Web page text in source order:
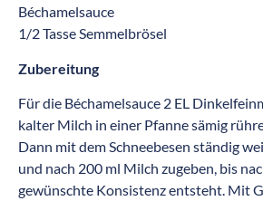
Béchamelsauce
1/2 Tasse Semmelbrösel
Zubereitung
Für die Béchamelsauce 2 EL
kalter Milch in einer Pfanne sämig
Dann mit dem Schneebesen ständig
und nach 200 ml Milch zugeben, bis
gewünschte Konsistenz entsteht. Mit